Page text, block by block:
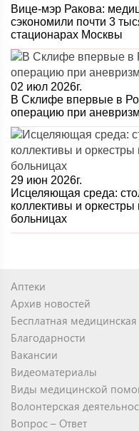
Вице-мэр Ракова:
сэкономили почти 3
стационарах Москвы
02 июл 2026г.
В Склифе впервые в
операцию при
29 июн 2026г.
Исцеляющая среда:
коллективы и оркестры
больницах
Аптеки
Архив новостей
Бесплатная
Благодарности
Вакансии
Видеоматериалы
Виды медицинской
Волонтерская
Вопрос – Ответ